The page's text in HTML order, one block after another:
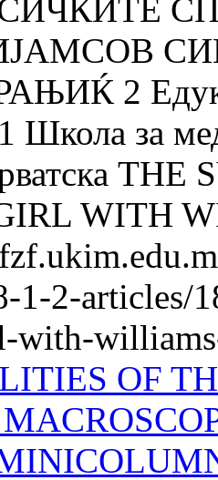
2
Школа за
WITH
1-2-articles/
with-
OF